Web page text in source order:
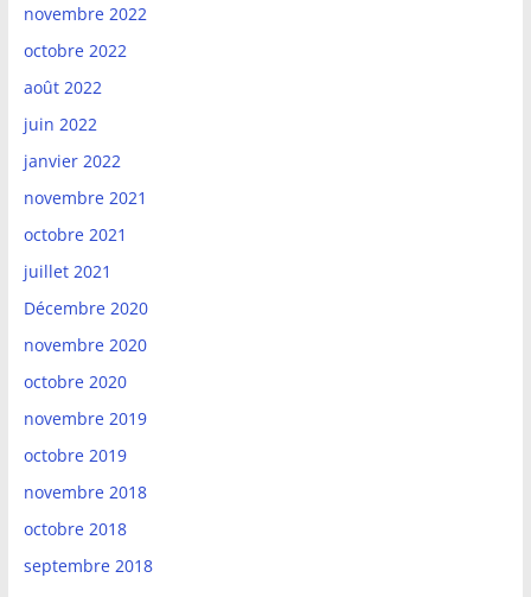
novembre 2022
octobre 2022
août 2022
juin 2022
janvier 2022
novembre 2021
octobre 2021
juillet 2021
Décembre 2020
novembre 2020
octobre 2020
novembre 2019
octobre 2019
novembre 2018
octobre 2018
septembre 2018